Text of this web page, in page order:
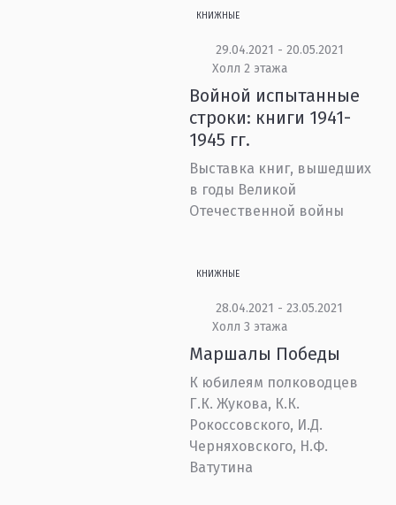
КНИЖНЫЕ
29.04.2021 - 20.05.2021
Холл 2 этажа
Войной испытанные
строки: книги 1941-
1945 гг.
Выставка книг, вышедших
в годы Великой
Отечественной войны
КНИЖНЫЕ
28.04.2021 - 23.05.2021
Холл 3 этажа
Маршалы Победы
К юбилеям полководцев
Г.К. Жукова, К.К.
Рокоссовского, И.Д.
Черняховского, Н.Ф.
Ватутина